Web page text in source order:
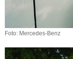
Foto: Mercedes-Benz